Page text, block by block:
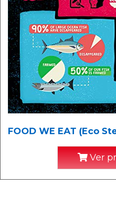
FOOD WE EAT (Eco
Ver